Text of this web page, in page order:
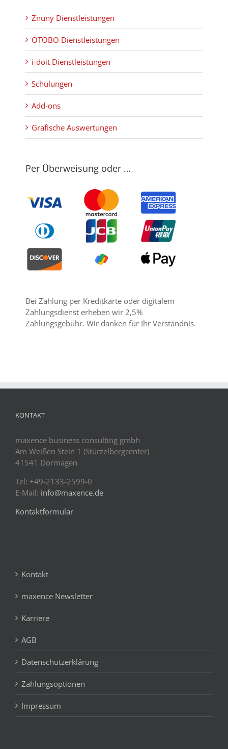
Znuny Dienstleistungen
OTOBO Dienstleistungen
i-doit Dienstleistungen
Schulungen
Add-ons
Grafische Auswertungen
Per Überweisung oder …
Bei Zahlung per Kreditkarte oder digitalem
Zahlungsdienst erheben wir 2,5%
Zahlungsgebühr. Wir danken für Ihr Verständnis.
KONTAKT
maxence business consulting gmbh
Am Weißen Stein 1 (Stürzelbergcenter)
41541 Dormagen
Tel: +49-2133-2599-0
E-Mail: info@maxence.de
Kontaktformular
Kontakt
maxence Newsletter
Karriere
AGB
Datenschutzerklärung
Zahlungsoptionen
Impressum